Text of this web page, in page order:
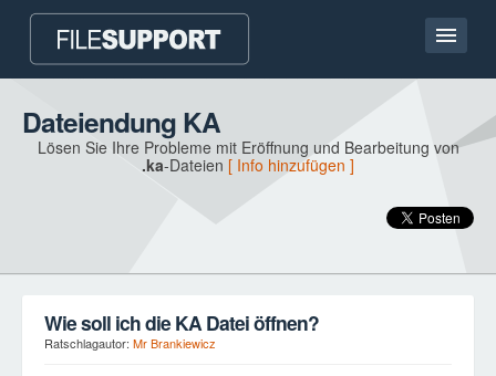
Hauptseite
Kontakt
Dateiendung KA
Lösen Sie Ihre Probleme mit Eröffnung und Bearbeitung von
.ka-Dateien [ Info hinzufügen ]
Wie soll ich die KA Datei öffnen?
Ratschlagautor: Mr Brankiewicz